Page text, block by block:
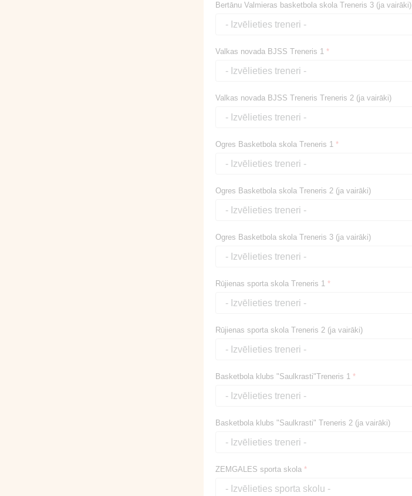
Bertānu Valmieras basketbola skola Treneris 3 (ja vairāki)
Valkas novada BJSS Treneris 1 *
Valkas novada BJSS Treneris Treneris 2 (ja vairāki)
Ogres Basketbola skola Treneris 1 *
Ogres Basketbola skola Treneris 2 (ja vairāki)
Ogres Basketbola skola Treneris 3 (ja vairāki)
Rūjienas sporta skola Treneris 1 *
Rūjienas sporta skola Treneris 2 (ja vairāki)
Basketbola klubs "Saulkrasti"Treneris 1 *
Basketbola klubs "Saulkrasti" Treneris 2 (ja vairāki)
ZEMGALES sporta skola *